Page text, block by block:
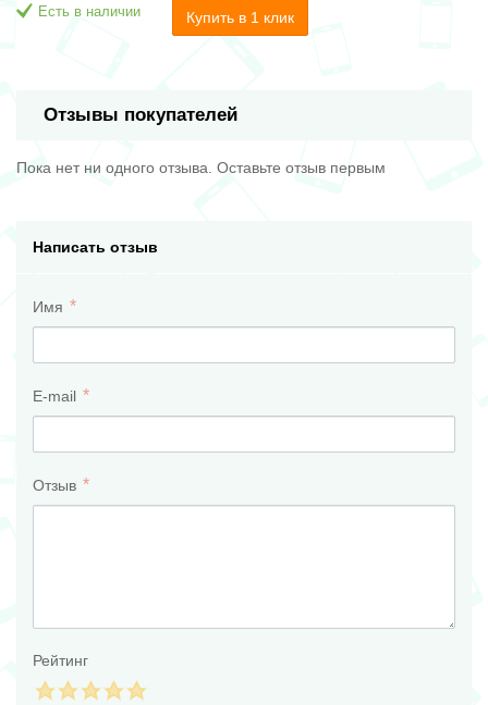
Есть в наличии Купить в 1 клик
Отзывы покупателей
Пока нет ни одного отзыва. Оставьте отзыв первым
Написать отзыв
Имя
E-mail
Отзыв
Рейтинг